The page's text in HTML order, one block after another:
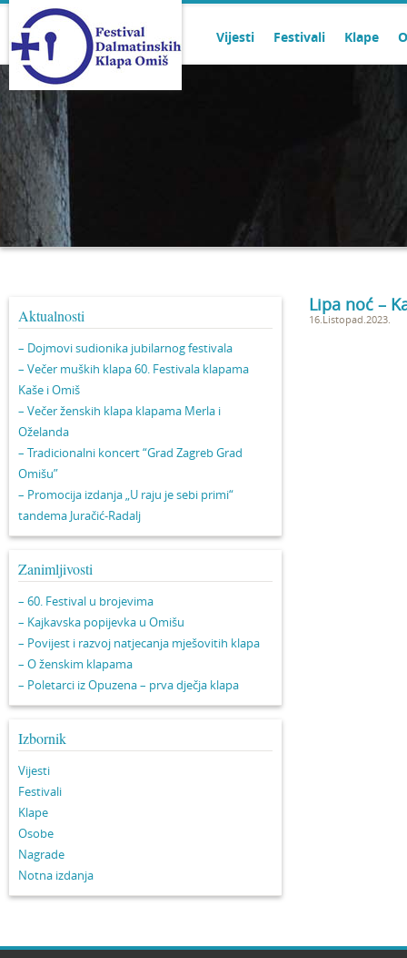
Vijesti Festivali Klape
Aktualnosti
– Dojmovi sudionika jubilarnog festivala
– Večer muških klapa 60. Festivala klapama
Kaše i Omiš
– Večer ženskih klapa klapama Merla i
Oželanda
– Tradicionalni koncert “Grad Zagreb Grad
Omišu”
– Promocija izdanja „U raju je sebi primi“
tandema Juračić-Radalj
Zanimljivosti
– 60. Festival u brojevima
– Kajkavska popijevka u Omišu
– Povijest i razvoj natjecanja mješovitih klapa
– O ženskim klapama
– Poletarci iz Opuzena – prva dječja klapa
Izbornik
Vijesti
Festivali
Klape
Osobe
Nagrade
Notna izdanja
Lipa noć –
16.Listopad.2023.